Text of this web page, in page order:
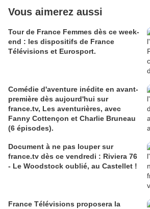
Vous aimerez aussi
Tour de France Femmes dès ce week-
end : les dispositifs de France
Télévisions et Eurosport.
Comédie d'aventure inédite en avant-
première dès aujourd'hui sur
france.tv, Les aventurières, avec
Fanny Cottençon et Charlie Bruneau
(6 épisodes).
Document à ne pas louper sur
france.tv dès ce vendredi : Riviera 76
- Le Woodstock oublié, au Castellet !
France Télévisions proposera la